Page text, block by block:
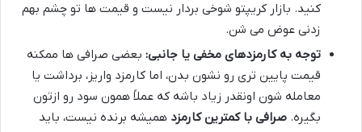
کنید. بازار کریپتو شوخی بردار نیست و قیمت ها تو چشم بهم
زدنی عوض می شن.
توجه به کارمزدهای مخفی یا جانبی: بعضی صرافی ها ممکنه
قیمت پایین تری رو نشون بدن، اما کارمزد واریز، برداشت یا
معامله شون اونقدر زیاد باشه که عملاً همون سود رو ازتون
بگیره. صرافی با کمترین کارمزد همیشه برنده نیست، باید